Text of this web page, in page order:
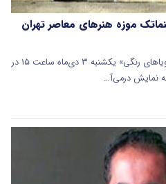
موزه هنرهای معاصر تهران
مجموعه انیمیشن‌های کوتاه هنری «رویاهای رنگی» یکشنبه ۳ دی‌ماه ساعت ۱۵ در
نمایش درمی‌آ…